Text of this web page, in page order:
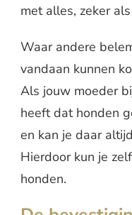
met alles, zeker
Waar andere
vandaan kunnen
Als jouw moeder
heeft dat honden
en kan je daar
Hierdoor kun je
honden.